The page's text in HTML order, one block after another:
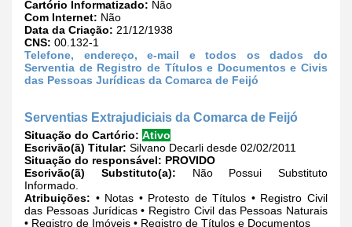
Cartório Informatizado: Não
Com Internet: Não
Data da Criação: 21/12/1938
CNS: 00.132-1
Telefone, endereço, e-mail e todos os dados do
Serventia de Registro de Títulos e Documentos e Civis
das Pessoas Jurídicas da Comarca de Feijó
Serventias Extrajudiciais da Comarca de Feijó
Situação do Cartório: Ativo
Escrivão(ã) Titular: Silvano Decarli desde 02/02/2011
Situação do responsável: PROVIDO
Escrivão(ã) Substituto(a): Não Possui Substituto
Informado.
Atribuições: • Notas • Protesto de Títulos • Registro Civil
das Pessoas Jurídicas • Registro Civil das Pessoas Naturais
• Registro de Imóveis • Registro de Títulos e Documentos